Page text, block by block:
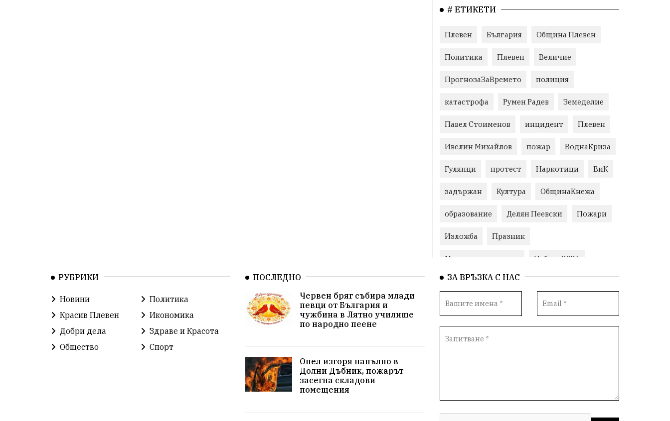
# ЕТИКЕТИ
Плевен България Община Плевен
Политика Плевен Величие
ПрогнозаЗаВремето полиция
катастрофа Румен Радев Земеделие
Павел Стоименов инцидент Плевен
Ивелин Михайлов пожар ВоднаКриза
Гулянци протест Наркотици ВиК
задържан Култура ОбщинаКнежа
образование Делян Пеевски Пожари
Изложба Празник
Министерски съвет Избори2026
Корупция воден режим
ЛетниПожари ОбластПлевен
ученици ремонти Красив Плевен
Ивелин Михайлов инфраструктура
РУБРИКИ
Новини
Политика
Красив Плевен
Икономика
Добри дела
Здраве и Красота
Общество
Спорт
ПОСЛЕДНО
Червен бряг събира млади
певци от България и
чужбина в Лятно училище
по народно пеене
Опел изгоря напълно в
Долни Дъбник, пожарът
засегна складови
помещения
ЗА ВРЪЗКА С НАС